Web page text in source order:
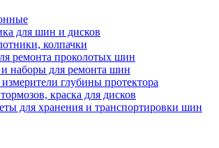
для шин и дисков
колпачки
ремонта проколотых шин
наборы для ремонта шин
глубины протектора
краска для дисков
для хранения и транспортировки шин